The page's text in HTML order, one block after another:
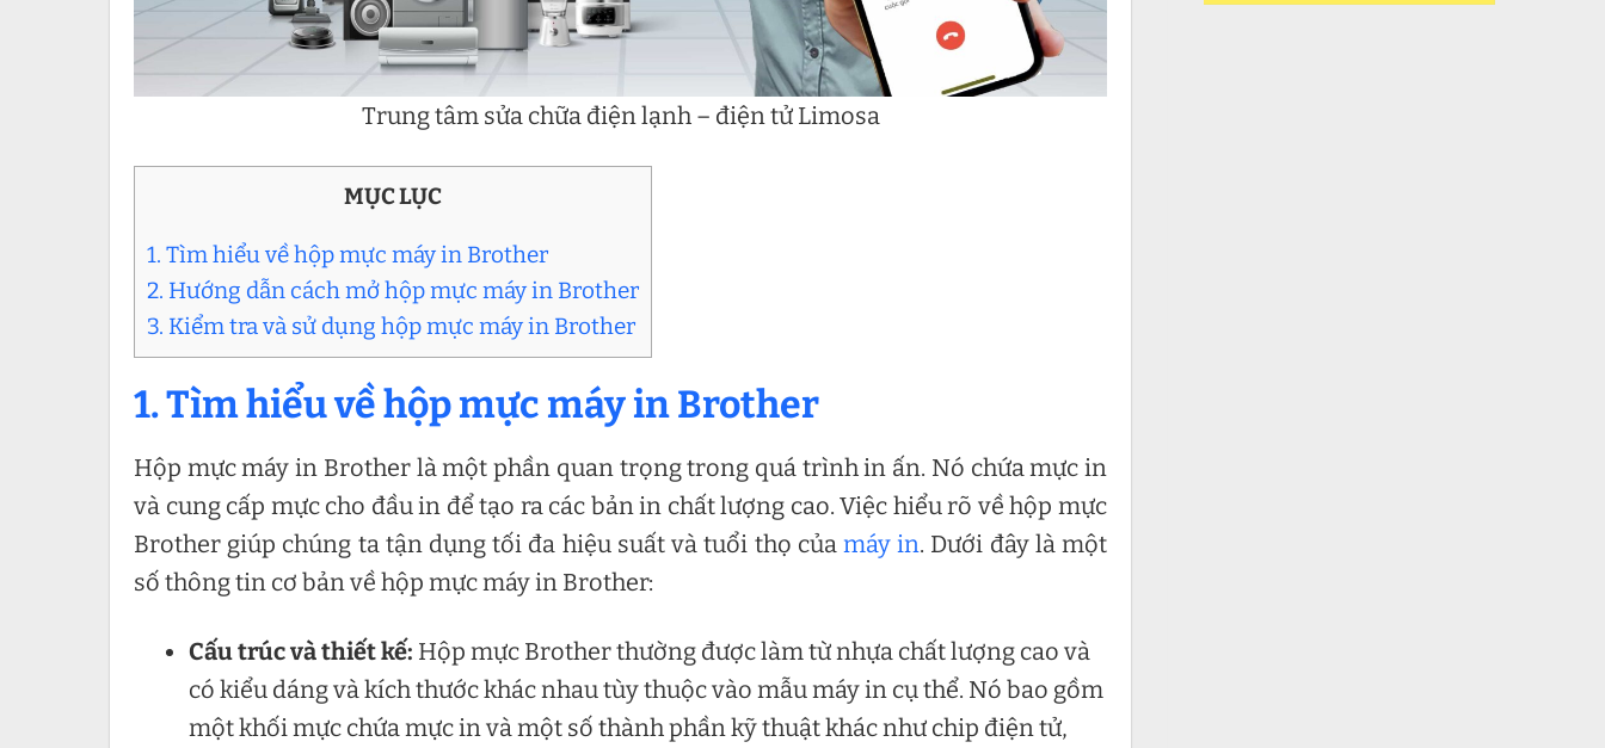
Trung tâm sửa chữa điện lạnh – điện tử Limosa
MỤC LỤC
1. Tìm hiểu về hộp mực máy in Brother
2. Hướng dẫn cách mở hộp mực máy in Brother
3. Kiểm tra và sử dụng hộp mực máy in Brother
1. Tìm hiểu về hộp mực máy in Brother
Hộp mực máy in Brother là một phần quan trọng trong quá trình in ấn. Nó chứa mực in
và cung cấp mực cho đầu in để tạo ra các bản in chất lượng cao. Việc hiểu rõ về hộp mực
Brother giúp chúng ta tận dụng tối đa hiệu suất và tuổi thọ của máy in. Dưới đây là một
số thông tin cơ bản về hộp mực máy in Brother:
Cấu trúc và thiết kế: Hộp mực Brother thường được làm từ nhựa chất lượng cao và
có kiểu dáng và kích thước khác nhau tùy thuộc vào mẫu máy in cụ thể. Nó bao gồm
một khối mực chứa mực in và một số thành phần kỹ thuật khác như chip điện tử,